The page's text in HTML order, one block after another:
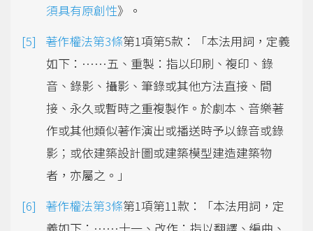
須具有原創性》。
著作權法第3條第1項第5款：「本法用詞，定義
如下：……五、重製：指以印刷、複印、錄
音、錄影、攝影、筆錄或其他方法直接、間
接、永久或暫時之重複製作。於劇本、音樂著
作或其他類似著作演出或播送時予以錄音或錄
影；或依建築設計圖或建築模型建造建築物
者，亦屬之。」
著作權法第3條第1項第11款：「本法用詞，定